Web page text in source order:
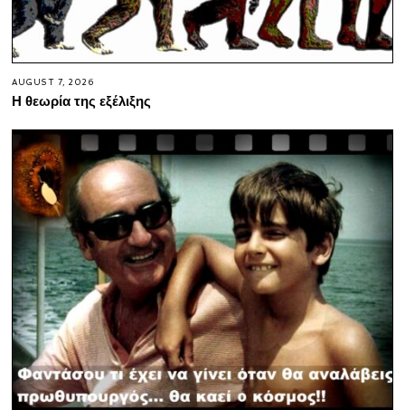
AUGUST 7, 2026
Η θεωρία της εξέλιξης